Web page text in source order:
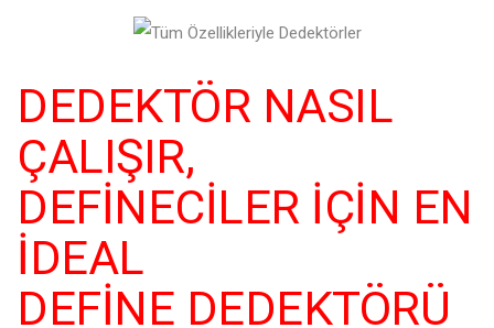
DEDEKTÖR NASIL
ÇALIŞIR,
DEFİNECİLER İÇİN EN
İDEAL
DEFİNE DEDEKTÖRÜ